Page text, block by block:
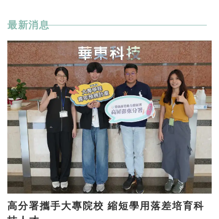
最新消息
高分署攜手大專院校 縮短學用落差培育科